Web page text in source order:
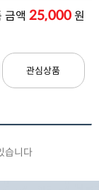
금액 25,000원
관심상품
습니다